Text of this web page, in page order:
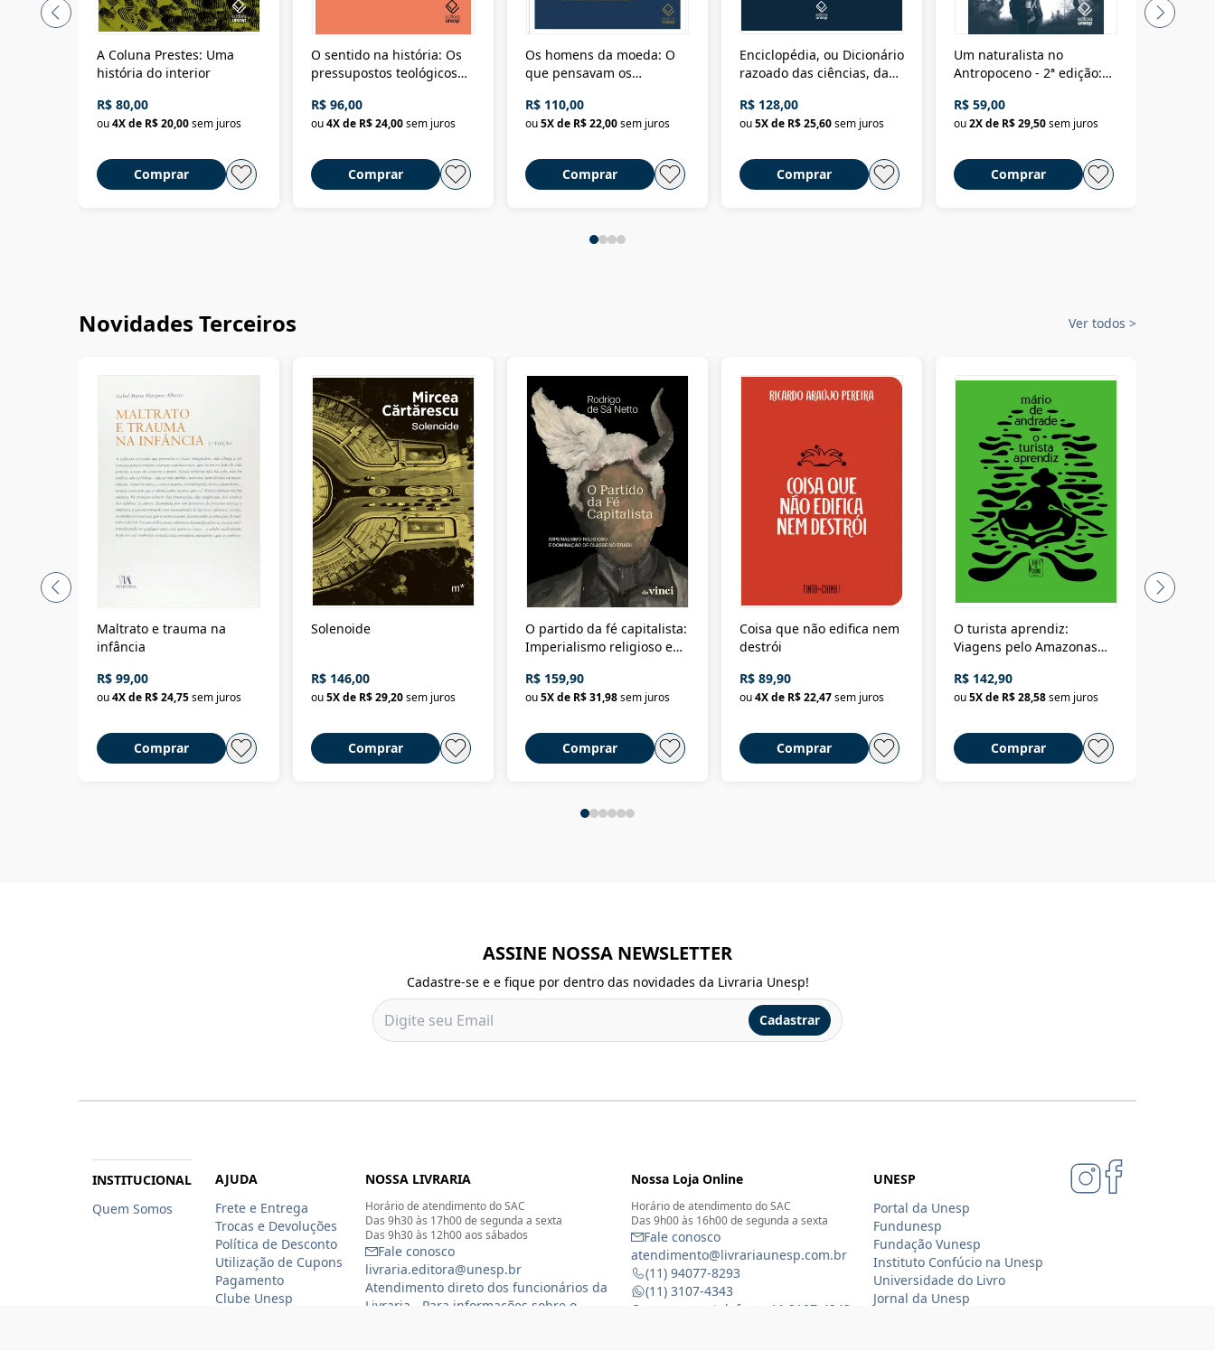
A Coluna Prestes: Uma
história do interior
R$ 80,00
ou4X de R$ 20,00sem juros
Comprar
O sentido na história: Os
pressupostos teológicos
R$ 96,00
ou4X de R$ 24,00sem juros
Comprar
Os homens da moeda: O
que pensavam os
Nova República (1985-
2018)
R$ 110,00
ou5X de R$ 22,00sem juros
Comprar
Enciclopédia, ou Dicionário
razoado das ciências, das
Civilização material
R$ 128,00
ou5X de R$ 25,60sem juros
Comprar
Um naturalista no
Antropoceno - 2ª edição:
selvagem
R$ 59,00
ou2X de R$ 29,50sem juros
Comprar
Novidades Terceiros Ver todos >
Maltrato e trauma na
infância
R$ 99,00
ou4X de R$ 24,75sem juros
Comprar
Solenoide
R$ 146,00
ou5X de R$ 29,20sem juros
Comprar
O partido da fé capitalista:
Imperialismo religioso e
Brasil
R$ 159,90
ou5X de R$ 31,98sem juros
Comprar
Coisa que não edifica nem
destrói
R$ 89,90
ou4X de R$ 22,47sem juros
Comprar
O turista aprendiz:
Viagens pelo Amazonas
até a Bolívia e por Marajó
até dizer chega
R$ 142,90
ou5X de R$ 28,58sem juros
Comprar
ASSINE NOSSA NEWSLETTER
Cadastre-se e e fique por dentro das novidades da Livraria Unesp!
Cadastrar
INSTITUCIONAL
Quem Somos
AJUDA
Frete e Entrega
Trocas e Devoluções
Política de Desconto
Utilização de Cupons
Pagamento
Clube Unesp
NOSSA LIVRARIA
Horário de atendimento do SAC
Das 9h30 às 17h00 de segunda a sexta
Das 9h30 às 12h00 aos sábados
Fale conosco
livraria.editora@unesp.br
Atendimento direto dos funcionários da
Livraria - Para informações sobre o
Nossa Loja Online
Horário de atendimento do SAC
Das 9h00 às 16h00 de segunda a sexta
Fale conosco
atendimento@livrariaunesp.com.br
(11) 94077-8293
(11) 3107-4343
Compras por telefone: 11 3107-4343
UNESP
Portal da Unesp
Fundunesp
Fundação Vunesp
Instituto Confúcio na Unesp
Universidade do Livro
Jornal da Unesp